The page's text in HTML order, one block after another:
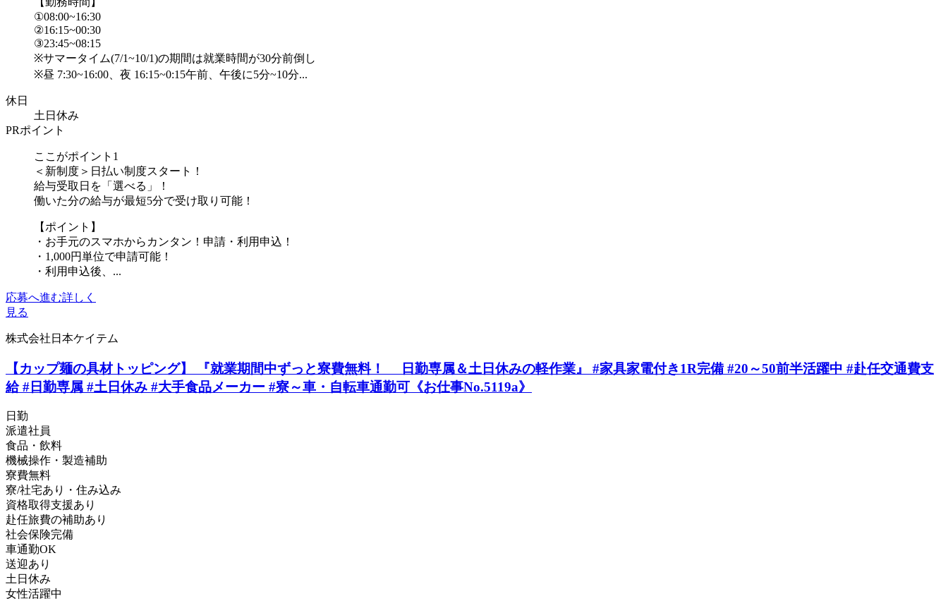
①08:00~16:30
②16:15~00:30
③23:45~08:15
※サマータイム(7/1~10/1)の期間は就業時間が30分前倒し
※昼 7:30~16:00、夜 16:15~0:15午前、午後に5分~10分...
休日
土日休み
PRポイント
ここがポイント1
＜新制度＞日払い制度スタート！
給与受取日を「選べる」！
働いた分の給与が最短5分で受け取り可能！
【ポイント】
・お手元のスマホからカンタン！申請・利用申込！
・1,000円単位で申請可能！
・利用申込後、...
応募へ進む詳しく
見る
株式会社日本ケイテム
【カップ麺の具材トッピング】 『就業期間中ずっと寮費無料！ 日勤専属＆土日休みの軽作業』 #家具家電付き1R完備 #20～50前半活躍中 #赴任交通費支
給 #日勤専属 #土日休み #大手食品メーカー #寮～車・自転車通勤可《お仕事No.5119a》
日勤
派遣社員
食品・飲料
機械操作・製造補助
寮費無料
寮/社宅あり・住み込み
資格取得支援あり
赴任旅費の補助あり
社会保険完備
車通勤OK
送迎あり
土日休み
女性活躍中